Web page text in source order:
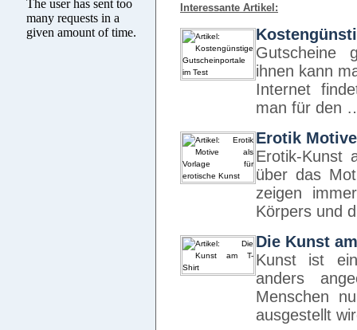
Interessante Artikel:
Gutscheine
ihnen kann
Internet
man für den
Erotik
Erotik-Kunst
über das
zeigen
Körpers und
Die Kunst
Kunst ist
anders
Menschen
ausgestellt